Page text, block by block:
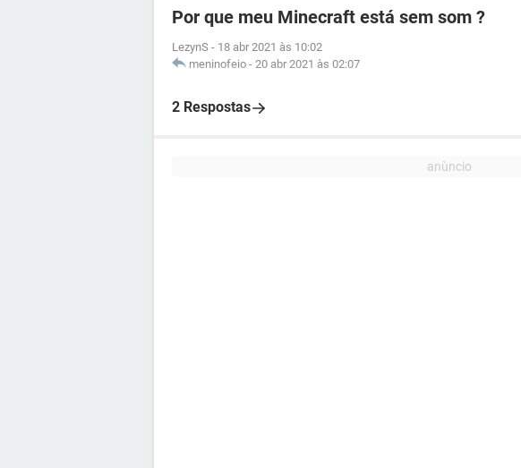
Por que meu Minecraft está sem som ?
LezynS - 18 abr 2021 às 10:02
meninofeio - 20 abr 2021 às 02:07
2 Respostas